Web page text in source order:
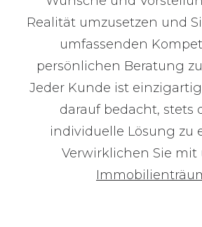
Realität umzusetzen und
umfassenden
persönlichen Beratung
Jeder Kunde ist
darauf bedacht, stets
individuelle Lösung zu
Verwirklichen Sie mit